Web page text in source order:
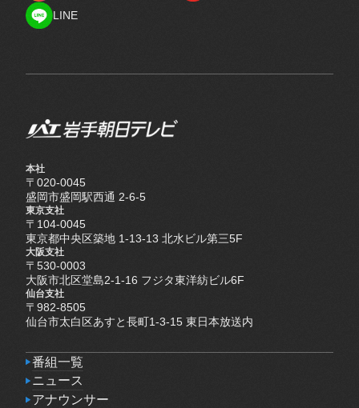
LINE
本社
〒020-0045
盛岡市盛岡駅西通 2-6-5
東京支社
〒104-0045
東京都中央区築地 1-13-13 北水ビル第三5F
大阪支社
〒530-0003
大阪市北区堂島2-1-16 フジタ東洋紡ビル6F
仙台支社
〒982-8505
仙台市太白区あすと長町1-3-15 東日本放送内
番組一覧
番組一覧
ニュース
ニュース
アナウンサー